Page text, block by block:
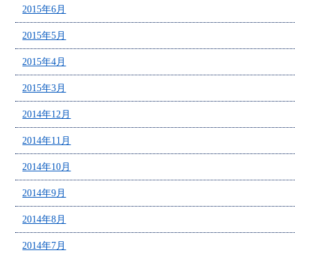
2015年6月
2015年5月
2015年4月
2015年3月
2014年12月
2014年11月
2014年10月
2014年9月
2014年8月
2014年7月